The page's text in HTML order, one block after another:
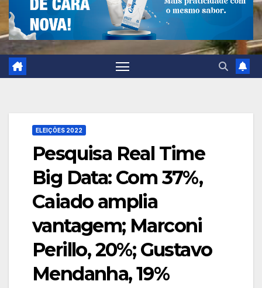
ELEIÇÕES 2022
Pesquisa Real Time
Big Data: Com 37%,
Caiado amplia
vantagem; Marconi
Perillo, 20%; Gustavo
Mendanha, 19%